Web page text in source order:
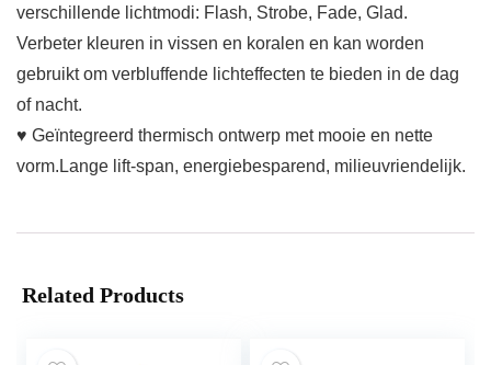
verschillende lichtmodi: Flash, Strobe, Fade, Glad.
Verbeter kleuren in vissen en koralen en kan worden
gebruikt om verbluffende lichteffecten te bieden in de dag
of nacht.
♥ Geïntegreerd thermisch ontwerp met mooie en nette
vorm.Lange lift-span, energiebesparend, milieuvriendelijk.
Related Products